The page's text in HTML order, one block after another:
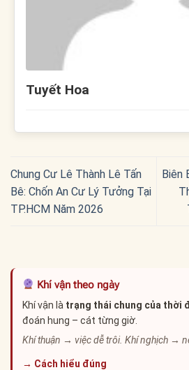
Tuyết Hoa
Chung Cư Lê Thành Lê Tấn
Bê: Chốn An Cư Lý Tưởng Tại
TP.HCM Năm 2026
Biên
Khí vận theo ngày
Khí vận là trạng thái chung của thời
đoán hung – cát từng giờ.
Khí thuận → việc dễ trôi. Khí nghịch →
→ Cách hiểu đúng